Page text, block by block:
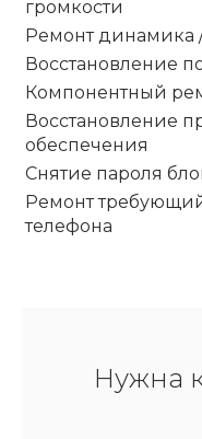
громкости
Ремонт динамика
Восстановление
Компонентный
Восстановление
обеспечения
Снятие пароля
Ремонт
телефона
Нужна